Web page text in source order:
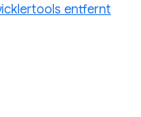
entfernt